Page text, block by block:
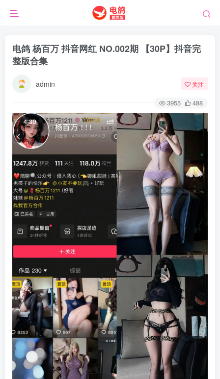
电鸽 杨百万 抖音网红 NO.002期 【30P】抖音完
整版合集
admin 关注
3955 488